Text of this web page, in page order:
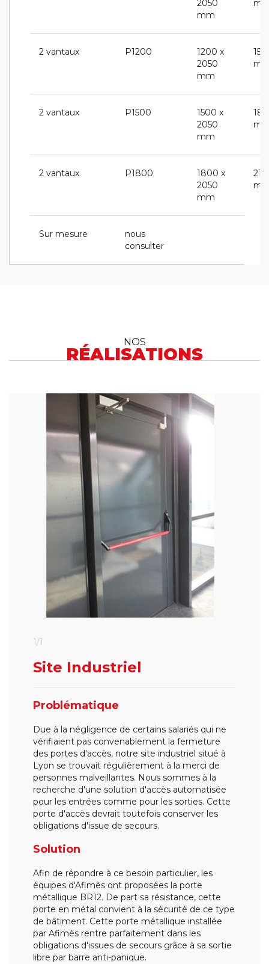
2050
mm
2 vantaux P1200
1200 x
2050
mm
2 vantaux P1500
1500 x
2050
mm
2 vantaux P1800
1800 x
2050
mm
Sur mesure
nous
consulter
NOS
RÉALISATIONS
1/1
Site Industriel
Problématique
Due à la négligence de certains salariés qui ne
vérifiaient pas convenablement la fermeture
des portes d'accès, notre site industriel situé à
Lyon se trouvait régulièrement à la merci de
personnes malveillantes. Nous sommes à la
recherche d'une solution d'accès automatisée
pour les entrées comme pour les sorties. Cette
porte d'accès devrait toutefois conserver les
obligations d'issue de secours.
Solution
Afin de répondre à ce besoin particulier, les
équipes d'Afimès ont proposées la porte
métallique BR12. De part sa résistance, cette
porte en métal convient à la sécurité de ce type
de bâtiment. Cette porte métallique installée
par Afimès rentre parfaitement dans les
obligations d'issues de secours grâce à sa sortie
libre par barre anti-panique.